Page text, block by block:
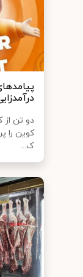
دو تن از
کوین را
ک...